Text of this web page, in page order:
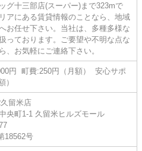
グ十三部店(スーパー)まで323mで
アにある賃貸情報のことなら、地域
お任せ下さい。当社は、多種多様な
っております。ご要望や不明な点な
、お気軽にご連絡下さい。
円 町費:250円（月額） 安心サポ
）
留米店
央町1-1 久留米ヒルズモール
18562号